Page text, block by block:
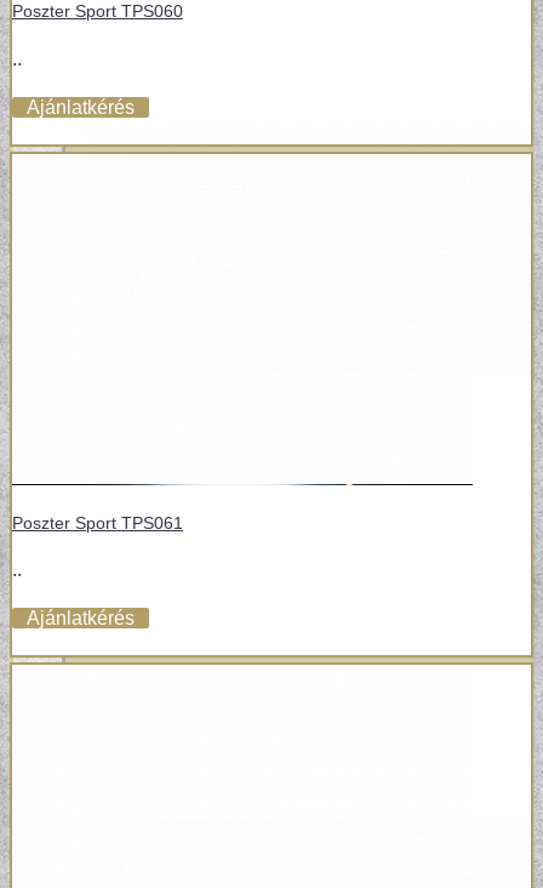
VÁSZONKÉP
Poszter Sport TPS060
..
Ajánlatkérés
Poszter Sport TPS061
..
Ajánlatkérés